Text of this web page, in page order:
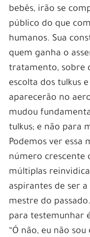
bebês, irão se
público do que
humanos. Sua
quem ganha o
tratamento, sobre
escolta dos tulkus
aparecerão no
mudou
tulkus; e não para
Podemos ver essa
número crescente
múltiplas
aspirantes de ser
mestre do
para testemunhar
“Ó não, eu não